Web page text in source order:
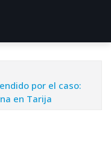
por el caso:
en Tarija